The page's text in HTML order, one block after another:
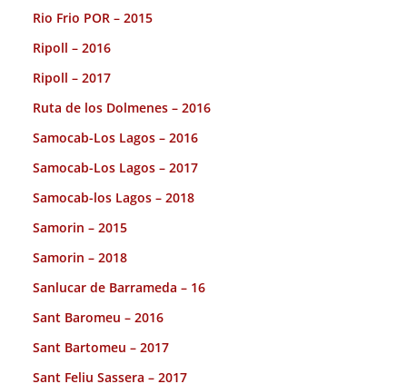
Rio Frio POR – 2015
Ripoll – 2016
Ripoll – 2017
Ruta de los Dolmenes – 2016
Samocab-Los Lagos – 2016
Samocab-Los Lagos – 2017
Samocab-los Lagos – 2018
Samorin – 2015
Samorin – 2018
Sanlucar de Barrameda – 16
Sant Baromeu – 2016
Sant Bartomeu – 2017
Sant Feliu Sassera – 2017